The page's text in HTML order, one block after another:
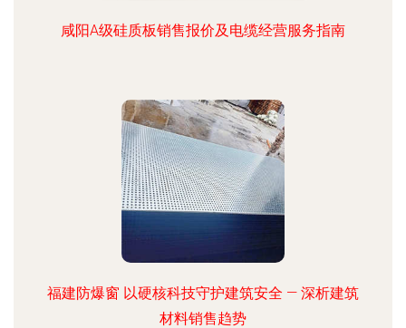
咸阳A级硅质板销售报价及电缆经营服务指南
福建防爆窗 以硬核科技守护建筑安全 — 深析建筑
材料销售趋势